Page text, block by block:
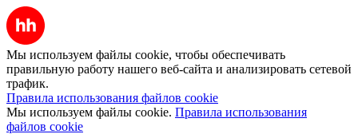
Мы используем файлы cookie, чтобы обеспечивать
правильную работу нашего веб-сайта и анализировать сетевой
трафик.
Правила использования файлов cookie
Мы используем файлы cookie. Правила использования
файлов cookie